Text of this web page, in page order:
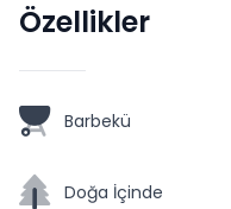
Özellikler
Barbekü
Doğa İçinde